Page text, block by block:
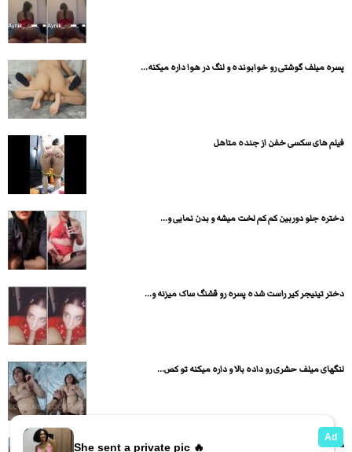
پسره میلف گوشتی رو خوابونده و لنگ در هوا داره میکنه...
فیلم های سکسی خفن از جنده متاهل
دختره جلو دوربین کم کم لخت میشه و بدن نمایی و...
دختر تینیجر کیر راست شده پسره رو قشنگ ساک میزنه و...
لنگهای میلف حشری رو داده بالا و داره میکنه تو کص...
دختره ساک میزنه بعد پسره کص لیصی میکنه بعد هم سکس...